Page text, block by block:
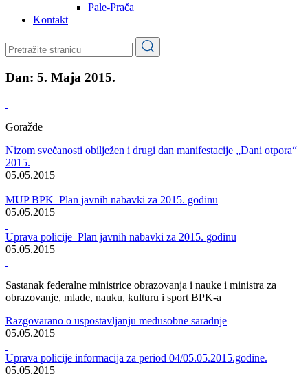
Općine
Pale-Prača
Kontakt